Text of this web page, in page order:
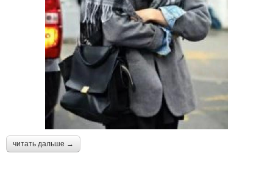
читать дальше →